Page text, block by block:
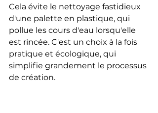
Cela évite le nettoyage fastidieux
d'une palette en plastique, qui
pollue les cours d'eau lorsqu'elle
est rincée. C'est un choix à la fois
pratique et écologique, qui
simplifie grandement le processus
de création.